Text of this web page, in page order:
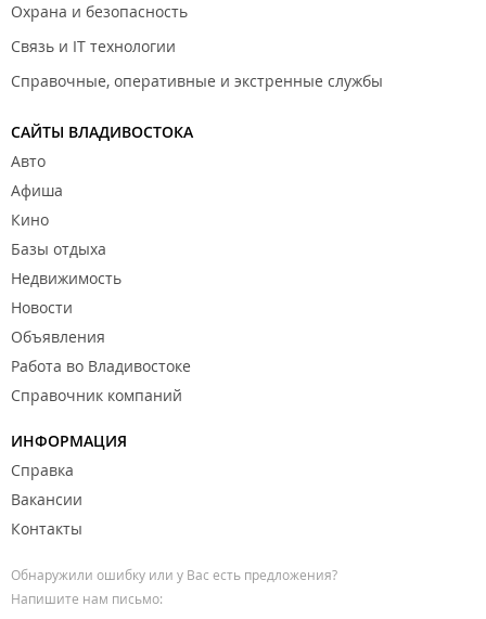
Охрана и безопасность
Связь и IT технологии
Справочные, оперативные и экстренные службы
САЙТЫ ВЛАДИВОСТОКА
Авто
Афиша
Кино
Базы отдыха
Недвижимость
Новости
Объявления
Работа во Владивостоке
Справочник компаний
ИНФОРМАЦИЯ
Справка
Вакансии
Контакты
Обнаружили ошибку или у Вас есть предложения?
Напишите нам письмо: